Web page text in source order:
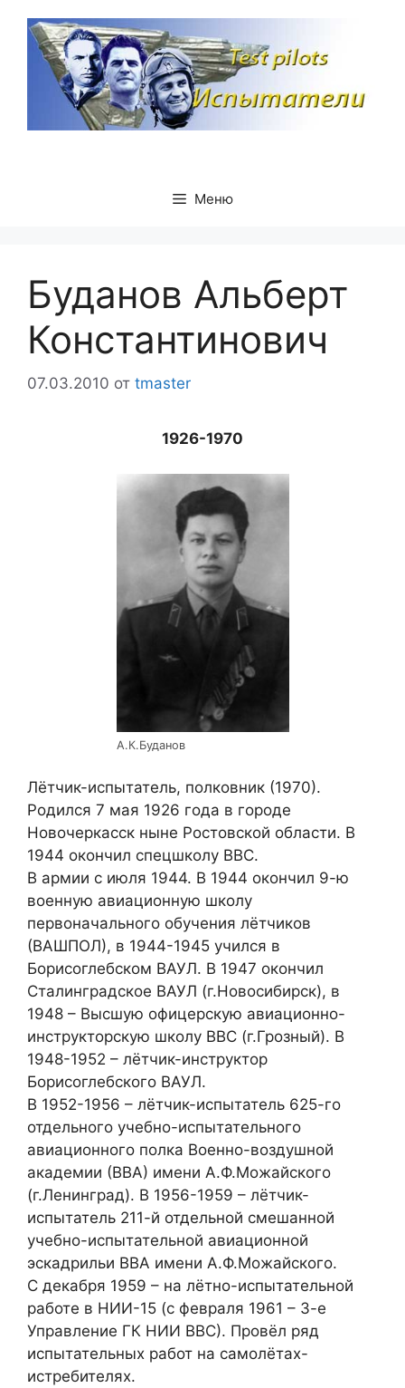
содержимому
Меню
Буданов Альберт
Константинович
07.03.2010 от tmaster
1926-1970
А.К.Буданов
Лётчик-испытатель, полковник (1970).
Родился 7 мая 1926 года в городе
Новочеркасск ныне Ростовской области. В
1944 окончил спецшколу ВВС.
В армии с июля 1944. В 1944 окончил 9-ю
военную авиационную школу
первоначального обучения лётчиков
(ВАШПОЛ), в 1944-1945 учился в
Борисоглебском ВАУЛ. В 1947 окончил
Сталинградское ВАУЛ (г.Новосибирск), в
1948 – Высшую офицерскую авиационно-
инструкторскую школу ВВС (г.Грозный). В
1948-1952 – лётчик-инструктор
Борисоглебского ВАУЛ.
В 1952-1956 – лётчик-испытатель 625-го
отдельного учебно-испытательного
авиационного полка Военно-воздушной
академии (ВВА) имени А.Ф.Можайского
(г.Ленинград). В 1956-1959 – лётчик-
испытатель 211-й отдельной смешанной
учебно-испытательной авиационной
эскадрильи ВВА имени А.Ф.Можайского.
С декабря 1959 – на лётно-испытательной
работе в НИИ-15 (с февраля 1961 – 3-е
Управление ГК НИИ ВВС). Провёл ряд
испытательных работ на самолётах-
истребителях.